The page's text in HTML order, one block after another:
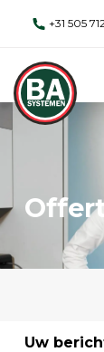
+31 505
Uw